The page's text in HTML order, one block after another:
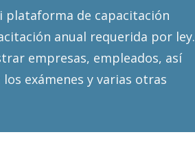
plataforma de capacitación
anual requerida por ley.
empresas, empleados, así
exámenes y varias otras